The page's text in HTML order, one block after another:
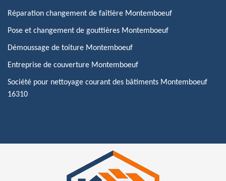
Réparation changement de faîtière Montemboeuf
Pose et changement de gouttières Montemboeuf
Démoussage de toiture Montemboeuf
Entreprise de couverture Montemboeuf
Société pour nettoyage courant des bâtiments Montemboeuf
16310